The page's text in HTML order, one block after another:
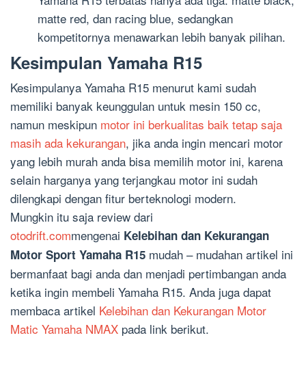
matte red, dan racing blue, sedangkan
kompetitornya menawarkan lebih banyak pilihan.
Kesimpulan Yamaha R15
Kesimpulanya Yamaha R15 menurut kami sudah
memiliki banyak keunggulan untuk mesin 150 cc,
namun meskipun motor ini berkualitas baik tetap saja
masih ada kekurangan, jika anda ingin mencari motor
yang lebih murah anda bisa memilih motor ini, karena
selain harganya yang terjangkau motor ini sudah
dilengkapi dengan fitur berteknologi modern.
Mungkin itu saja review dari
otodrift.commengenai Kelebihan dan Kekurangan
Motor Sport Yamaha R15 mudah – mudahan artikel ini
bermanfaat bagi anda dan menjadi pertimbangan anda
ketika ingin membeli Yamaha R15. Anda juga dapat
membaca artikel Kelebihan dan Kekurangan Motor
Matic Yamaha NMAX pada link berikut.